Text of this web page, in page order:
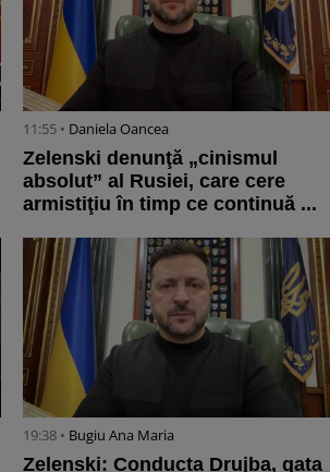
11:55 • Daniela Oancea
Zelenski denunţă „cinismul
absolut” al Rusiei, care cere
armistiţiu în timp ce continuă ...
19:38 • Bugiu ⁠Ana Maria
Zelenski: Conducta Drujba, gata